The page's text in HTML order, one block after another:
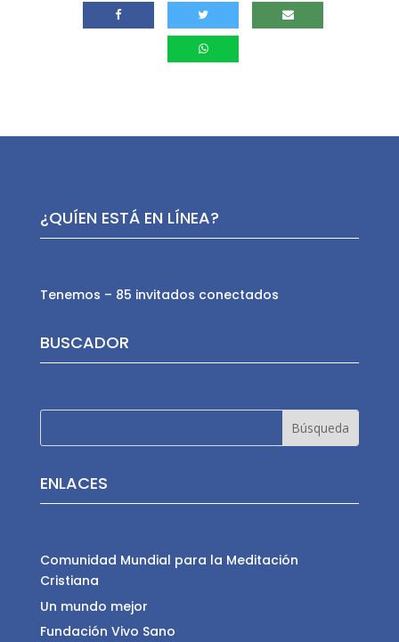
¿QUÍEN ESTÁ EN LÍNEA?
Tenemos – 85 invitados conectados
BUSCADOR
ENLACES
Comunidad Mundial para la Meditación
Cristiana
Un mundo mejor
Fundación Vivo Sano